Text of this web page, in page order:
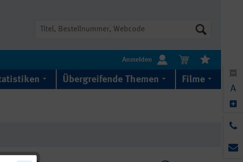
Anmelden
Übergreifende Themen Filme
A